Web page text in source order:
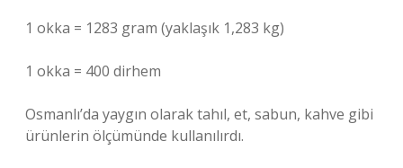
1 okka = 1283 gram (yaklaşık 1,283 kg)
1 okka = 400 dirhem
Osmanlı’da yaygın olarak tahıl, et, sabun, kahve gibi
ürünlerin ölçümünde kullanılırdı.